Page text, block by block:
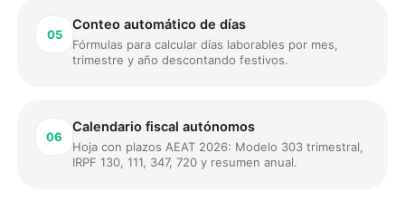
05
Conteo automático de días
Fórmulas para calcular días laborables por mes,
trimestre y año descontando festivos.
06
Calendario fiscal autónomos
Hoja con plazos AEAT 2026: Modelo 303 trimestral,
IRPF 130, 111, 347, 720 y resumen anual.